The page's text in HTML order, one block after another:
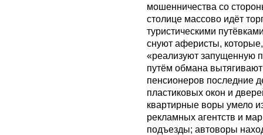
мошенничества со
столице массово идёт
туристическими
снуют аферисты,
«реализуют запущенную
путём обмана
пенсионеров последние
пластиковых окон и
квартирные воры умело
рекламных агентств и
подъезды; автоворы